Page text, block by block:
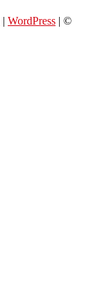
| WordPress | ©